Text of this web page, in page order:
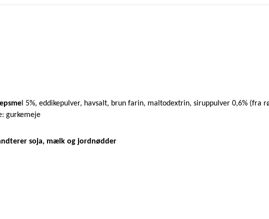
l 5%, eddikepulver, havsalt, brun farin, maltodextrin, siruppulver 0,6% (fra
gurkemeje
soja, mælk og jordnødder